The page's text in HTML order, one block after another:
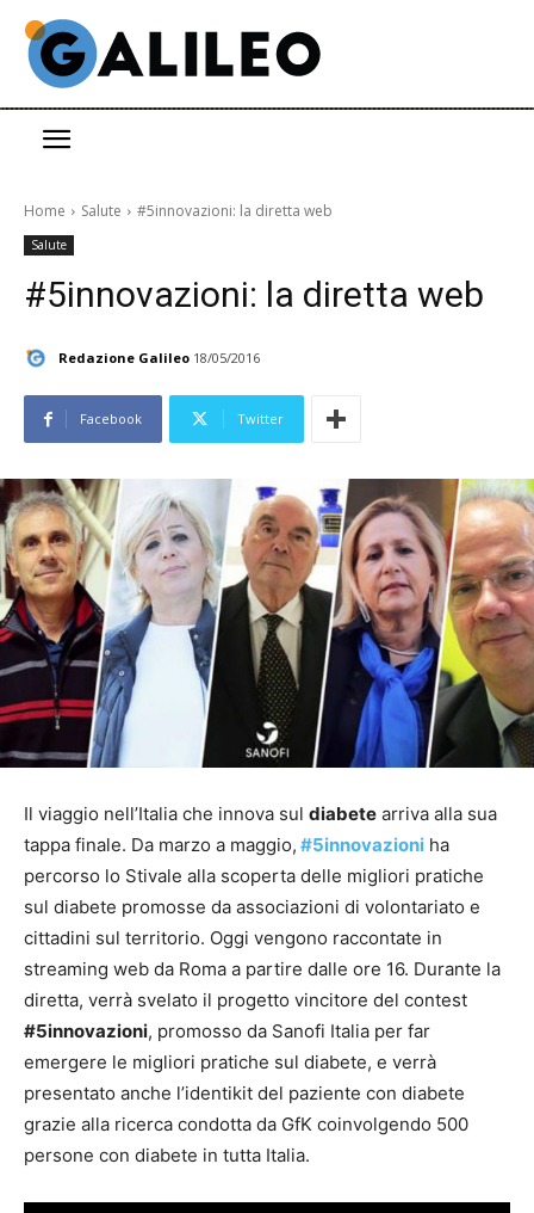
Home Salute #5innovazioni: la diretta web
Salute
#5innovazioni: la diretta web
Redazione Galileo 18/05/2016
Facebook Twitter
Il viaggio nell’Italia che innova sul diabete arriva alla sua
tappa finale. Da marzo a maggio, #5innovazioni ha
percorso lo Stivale alla scoperta delle migliori pratiche
sul diabete promosse da associazioni di volontariato e
cittadini sul territorio. Oggi vengono raccontate in
streaming web da Roma a partire dalle ore 16. Durante la
diretta, verrà svelato il progetto vincitore del contest
#5innovazioni, promosso da Sanofi Italia per far
emergere le migliori pratiche sul diabete, e verrà
presentato anche l’identikit del paziente con diabete
grazie alla ricerca condotta da GfK coinvolgendo 500
persone con diabete in tutta Italia.